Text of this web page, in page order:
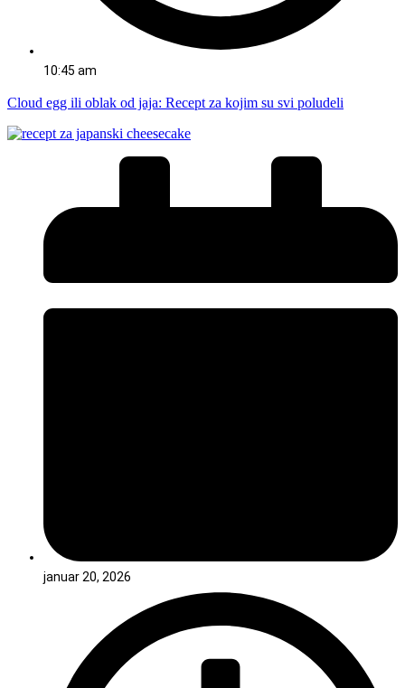
10:45 am
Cloud egg ili oblak od jaja: Recept za kojim su svi poludeli
januar 20, 2026